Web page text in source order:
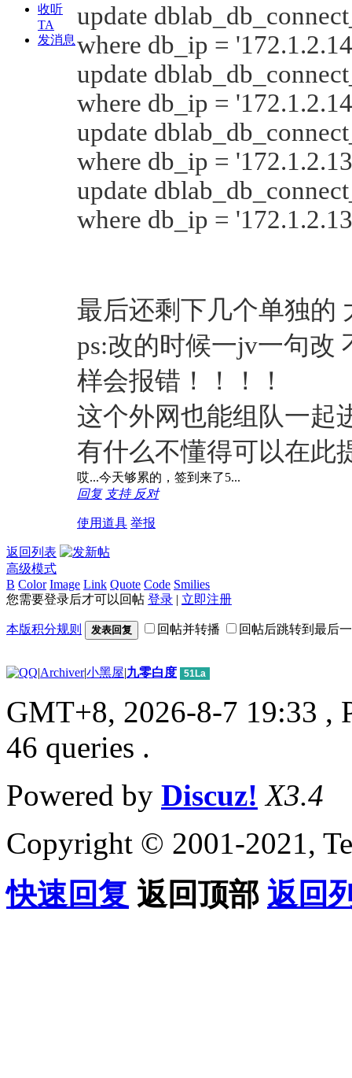
收听
TA
发消息
update
where db_ip =
update
where db_ip =
update
where db_ip =
update
where db_ip =
最后还剩下几个单独的
ps:改的时候一jv一句改
样会报错！！！！
这个外网也能组队一起
有什么不懂得可以在此
哎...今天够累的，签到来了5...
回复 支持 反对
使用道具 举报
返回列表
高级模式
B Color Image Link Quote Code Smilies
您需要登录后才可以回帖 登录 | 立即注册
本版积分规则 发表回复 回帖并转播 回帖后跳转到最后
|Archiver|小黑屋|九零白度 51La
GMT+8, 2026-8-7 19:33 ,
46 queries .
Powered by Discuz! X3.4
Copyright © 2001-2021,
快速回复 返回顶部 返回